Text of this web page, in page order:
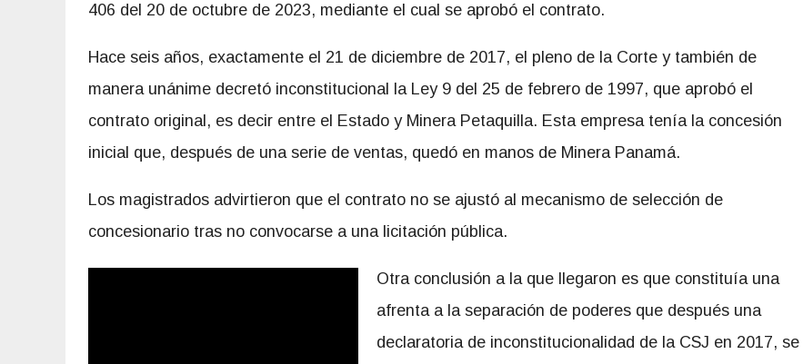
406 del 20 de octubre de 2023, mediante el cual se aprobó el contrato.
Hace seis años, exactamente el 21 de diciembre de 2017, el pleno de la Corte y también de
manera unánime decretó inconstitucional la Ley 9 del 25 de febrero de 1997, que aprobó el
contrato original, es decir entre el Estado y Minera Petaquilla. Esta empresa tenía la concesión
inicial que, después de una serie de ventas, quedó en manos de Minera Panamá.
Los magistrados advirtieron que el contrato no se ajustó al mecanismo de selección de
concesionario tras no convocarse a una licitación pública.
Otra conclusión a la que llegaron es que constituía una
afrenta a la separación de poderes que después una
declaratoria de inconstitucionalidad de la CSJ en 2017, se